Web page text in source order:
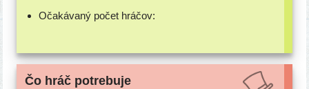
Očakávaný počet hráčov:
Čo hráč potrebuje